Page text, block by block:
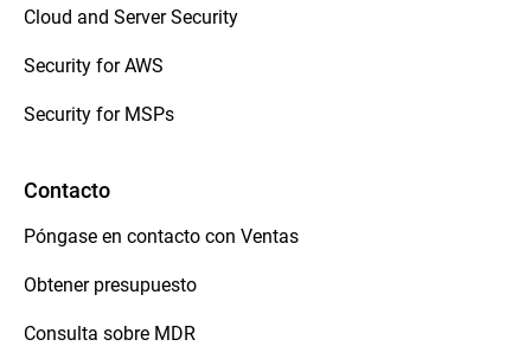
Cloud and Server Security
Security for AWS
Security for MSPs
Contacto
Póngase en contacto con Ventas
Obtener presupuesto
Consulta sobre MDR